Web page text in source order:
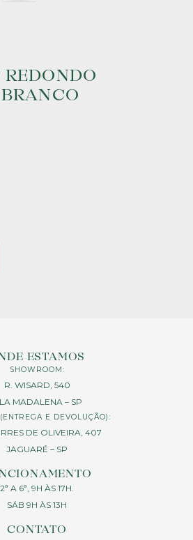
ESTAMOS
SHOWROOM:
R. WISARD, 540
MADALENA – SP
E DEVOLUÇÃO):
DE OLIVEIRA, 407
JAGUARÉ – SP
2ª A 6ª, 9H ÀS 17H.
SÁB 9H ÀS 13H
CONTATO